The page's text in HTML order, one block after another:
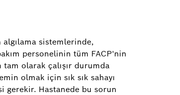
algılama sistemlerinde,
personelinin tüm FACP'nin
tam olarak çalışır durumda
olmak için sık sık sahayı
gerekir. Hastanede bu sorun